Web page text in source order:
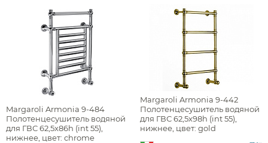
Производитель
Margaroli
Наличие
есть в наличии
Margaroli Armonia 9-484
Полотенцесушитель водяной
для ГВС 62,5x86h (int 55),
нижнее, цвет: chrome
Margaroli Armonia 9-442
Полотенцесушитель водяной
для ГВС 62,5х98h (int 55),
нижнее, цвет: gold